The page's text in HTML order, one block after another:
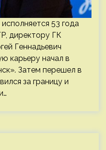
53 года
директору ГК
Геннадьевич
карьеру начал в
Затем перешел в
за границу и